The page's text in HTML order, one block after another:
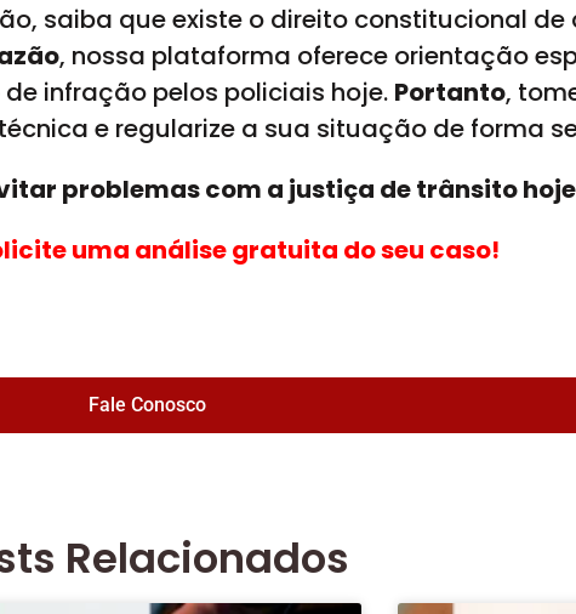
saiba que existe o direito constitucional
, nossa plataforma oferece orientação
infração pelos policiais hoje. Portanto,
e regularize a sua situação de forma
problemas com a justiça de trânsito
uma análise gratuita do seu caso!
Fale Conosco
Relacionados